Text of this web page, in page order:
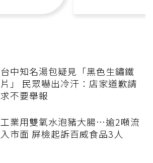
台中知名湯包疑見「黑色生鏽鐵
片」 民眾嚇出冷汗：店家道歉請
求不要舉報
工業用雙氧水泡豬大腸…逾2噸流
入市面 屏檢起訴百威食品3人